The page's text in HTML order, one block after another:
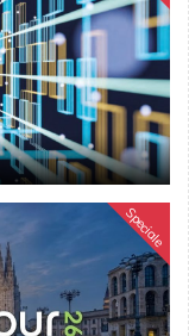
Speciale